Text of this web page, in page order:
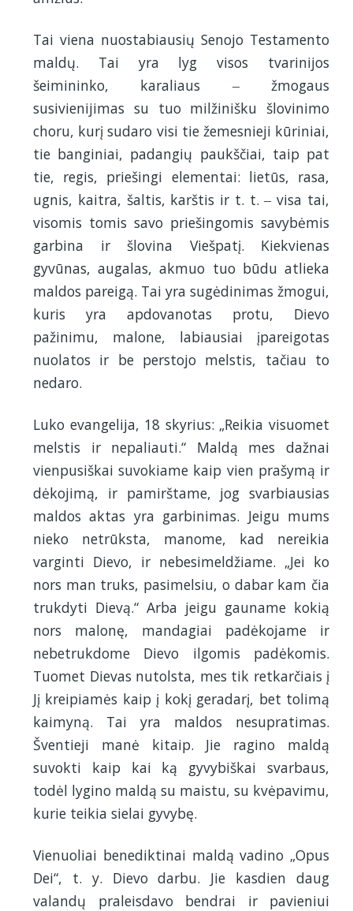
Tai viena nuostabiausių Senojo Testamento
maldų. Tai yra lyg visos tvarinijos
šeimininko, karaliaus ‒ žmogaus
susivienijimas su tuo milžinišku šlovinimo
choru, kurį sudaro visi tie žemesnieji kūriniai,
tie banginiai, padangių paukščiai, taip pat
tie, regis, priešingi elementai: lietūs, rasa,
ugnis, kaitra, šaltis, karštis ir t. t. ‒ visa tai,
visomis tomis savo priešingomis savybėmis
garbina ir šlovina Viešpatį. Kiekvienas
gyvūnas, augalas, akmuo tuo būdu atlieka
maldos pareigą. Tai yra sugėdinimas žmogui,
kuris yra apdovanotas protu, Dievo
pažinimu, malone, labiausiai įpareigotas
nuolatos ir be perstojo melstis, tačiau to
nedaro.
Luko evangelija, 18 skyrius: „Reikia visuomet
melstis ir nepaliauti.“ Maldą mes dažnai
vienpusiškai suvokiame kaip vien prašymą ir
dėkojimą, ir pamirštame, jog svarbiausias
maldos aktas yra garbinimas. Jeigu mums
nieko netrūksta, manome, kad nereikia
varginti Dievo, ir nebesimeldžiame. „Jei ko
nors man truks, pasimelsiu, o dabar kam čia
trukdyti Dievą.“ Arba jeigu gauname kokią
nors malonę, mandagiai padėkojame ir
nebetrukdome Dievo ilgomis padėkomis.
Tuomet Dievas nutolsta, mes tik retkarčiais į
Jį kreipiamės kaip į kokį geradarį, bet tolimą
kaimyną. Tai yra maldos nesupratimas.
Šventieji manė kitaip. Jie ragino maldą
suvokti kaip kai ką gyvybiškai svarbaus,
todėl lygino maldą su maistu, su kvėpavimu,
kurie teikia sielai gyvybę.
Vienuoliai benediktinai maldą vadino „Opus
Dei“, t. y. Dievo darbu. Jie kasdien daug
valandų praleisdavo bendrai ir pavieniui